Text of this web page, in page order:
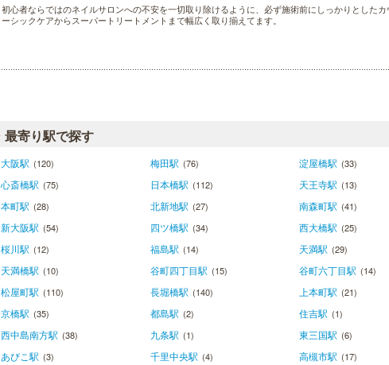
初心者ならではのネイルサロンへの不安を一切取り除けるように、必ず施術前にしっかりとした
ーシックケアからスーパートリートメントまで幅広く取り揃えてます。
最寄り駅で探す
大阪駅 (120) 梅田駅 (76) 淀屋橋駅 (33)
心斎橋駅 (75) 日本橋駅 (112) 天王寺駅 (13)
本町駅 (28) 北新地駅 (27) 南森町駅 (41)
新大阪駅 (54) 四ツ橋駅 (34) 西大橋駅 (25)
桜川駅 (12) 福島駅 (14) 天満駅 (29)
天満橋駅 (10) 谷町四丁目駅 (15) 谷町六丁目駅 (14)
松屋町駅 (110) 長堀橋駅 (140) 上本町駅 (21)
京橋駅 (35) 都島駅 (2) 住吉駅 (1)
西中島南方駅 (38) 九条駅 (1) 東三国駅 (6)
あびこ駅 (3) 千里中央駅 (4) 高槻市駅 (17)